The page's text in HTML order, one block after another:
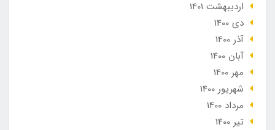
ارديبهشت 1401
دی 1400
آذر 1400
آبان 1400
مهر 1400
شهریور 1400
مرداد 1400
تير 1400